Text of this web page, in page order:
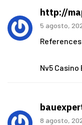
http://
5 agosto,
Nv5 Casino
8 agosto,